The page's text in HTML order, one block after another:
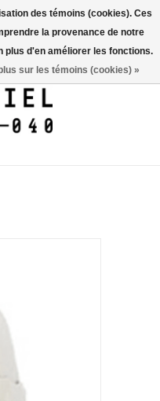
des témoins (cookies). Ces
la provenance de notre
plus d'en améliorer les fonctions.
sur les témoins (cookies) »